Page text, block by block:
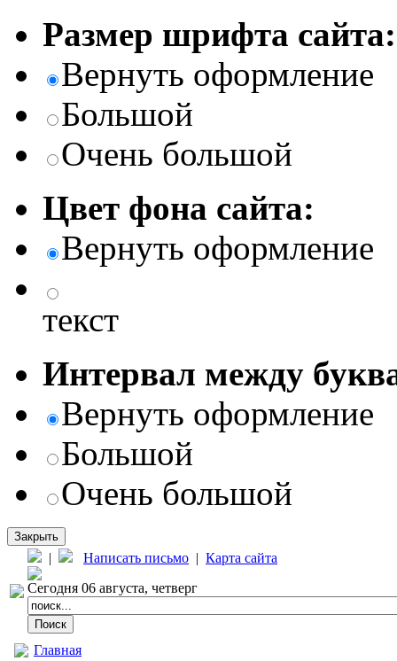
Размер шрифта сайта:
Вернуть оформление
Большой
Очень большой
Цвет фона сайта:
Вернуть оформление
текст
Интервал между
Вернуть оформление
Большой
Очень большой
Закрыть
| Написать письмо | Карта сайта
Сегодня 06 августа, четверг
Главная